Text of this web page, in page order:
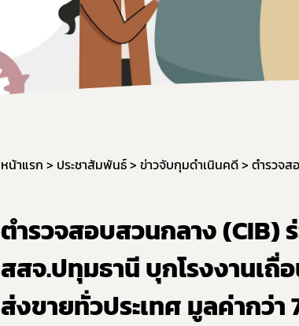
หน้าแรก ประชาสัมพันธ์ ข่าวจับกุมดำเนินคดี
ตำรวจสอบสวนกลาง (CIB)
สสจ.ปทุมธานี บุกโรงงานเ
ส่งขายทั่วประเทศ มูลค่ากว่า